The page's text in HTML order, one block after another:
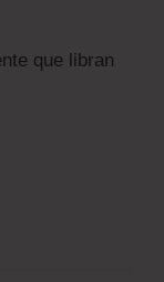
que libran